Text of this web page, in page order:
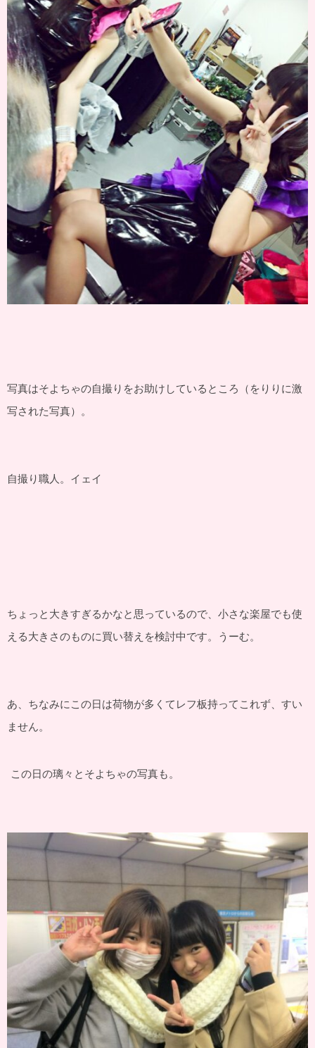
写真はそよちゃの自撮りをお助けしているところ（をりりに激
写された写真）。
自撮り職人。イェイ
ちょっと大きすぎるかなと思っているので、小さな楽屋でも使
える大きさのものに買い替えを検討中です。うーむ。
あ、ちなみにこの日は荷物が多くてレフ板持ってこれず、すい
ません。
この日の璃々とそよちゃの写真も。